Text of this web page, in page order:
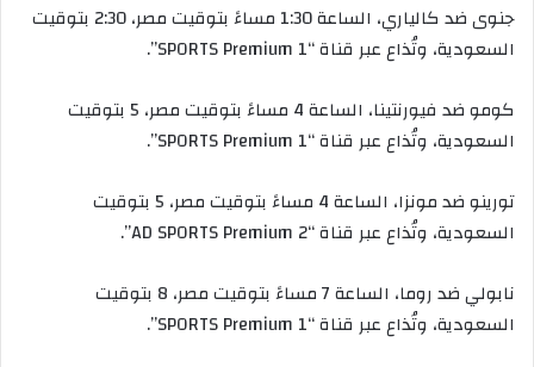
جنوىضد كالياري، الساعة مساءًبتوقيتمصر،
بتوقيت
السعودية، وتُذاععبر قناة“SPORTS Premium 1”.
كوموضد فيورنتينا، الساعة مساءًبتوقيتمصر،
بتوقيت
السعودية، وتُذاععبر قناة“SPORTS Premium 1”.
تورينوضدمونزا، الساعة مساءًبتوقيتمصر،
بتوقيت
السعودية، وتُذاععبر قناة“AD SPORTS Premium 2”.
نابوليضد روما، الساعة مساءًبتوقيتمصر،
بتوقيت
السعودية، وتُذاععبر قناة“SPORTS Premium 1”.